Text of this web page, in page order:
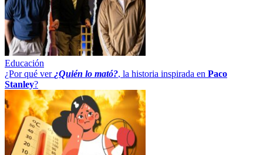
Educación
¿Por qué ver¿Quién lo mató?, la historia inspirada en Paco
Stanley?